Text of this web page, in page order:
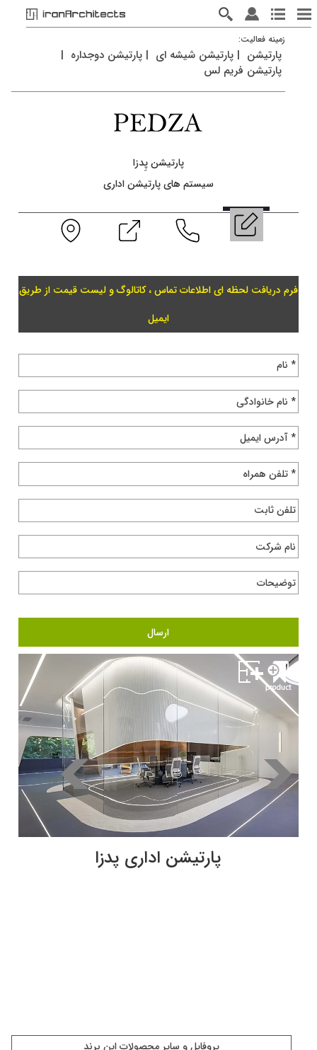
زمينه فعاليت:
پارتیشن | پارتیشن شیشه ای | پارتیشن دوجداره |
پارتیشن فریم لس
پارتیشن پِدزا
سیستم های پارتیشن اداری
فرم دریافت لحظه ای اطلاعات تماس ، کاتالوگ و لیست قیمت از طریق
ایمیل
* نام
* نام خانوادگی
* آدرس ایمیل
* تلفن همراه
تلفن ثابت
نام شرکت
توضیحات
پارتیشن اداری پدزا
پروفايل و سایر محصولات این برند